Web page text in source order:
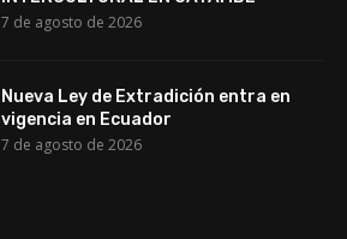
7 de agosto de 2026
Nueva Ley de Extradición entra en
vigencia en Ecuador
7 de agosto de 2026